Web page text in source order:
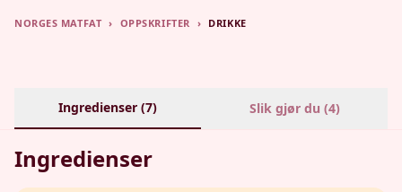
NORGES MATFAT › OPPSKRIFTER › DRIKKE
Ingredienser (7) Slik gjør du (4)
Ingredienser